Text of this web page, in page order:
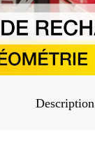
Description